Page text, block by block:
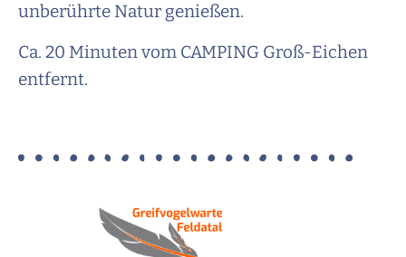
unberührte Natur genießen.
Ca. 20 Minuten vom CAMPING Groß-Eichen
entfernt.